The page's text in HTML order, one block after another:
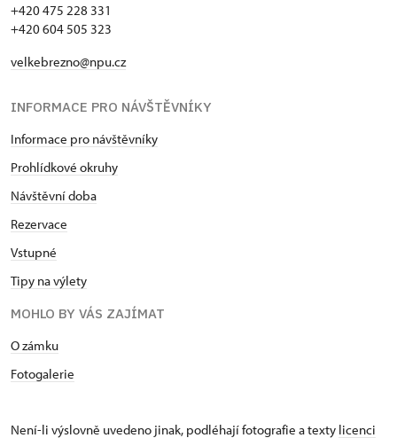
+420 475 228 331
+420 604 505 323
velkebrezno@npu.cz
INFORMACE PRO NÁVŠTĚVNÍKY
Informace pro návštěvníky
Prohlídkové okruhy
Návštěvní doba
Rezervace
Vstupné
Tipy na výlety
MOHLO BY VÁS ZAJÍMAT
O zámku
Fotogalerie
Není-li výslovně uvedeno jinak, podléhají fotografie a texty licenci